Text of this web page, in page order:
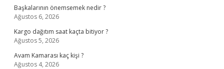
Başkalarının önemsemek nedir ?
Ağustos 6, 2026
Kargo dağıtım saat kaçta bitiyor ?
Ağustos 5, 2026
Avam Kamarası kaç kişi ?
Ağustos 4, 2026